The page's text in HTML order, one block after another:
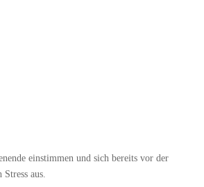
einstimmen und sich bereits vor der
aus.